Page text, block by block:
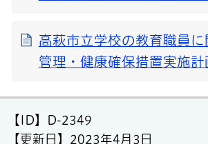
高萩市立学校の教育職員
管理・健康確保措置実施計
【ID】
D-2349
【更新日】 2023年4月3日